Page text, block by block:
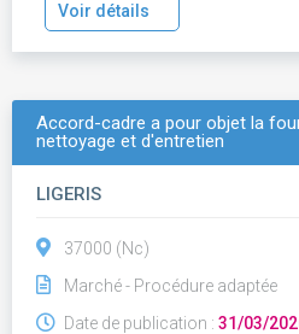
Voir détails
Accord-cadre a pour objet la
nettoyage et d'entretien
LIGERIS
37000 (Nc)
Marché - Procédure adaptée
Date de publication : 31/03/